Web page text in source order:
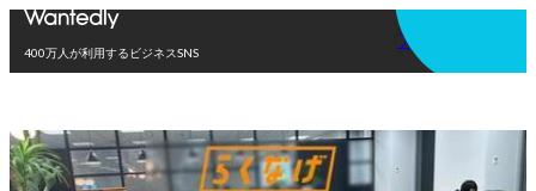
400万人が利用するビジネスSNS
アプリを使う